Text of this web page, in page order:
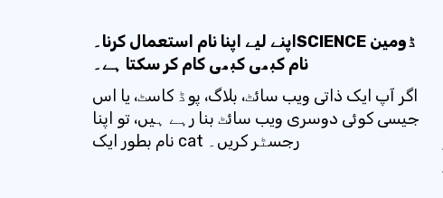
اپنے لیے اپنا نام استعمال کرنا۔SCIENCE ڈومین
نام کبھی کبھی کام کر سکتا ہے۔
اگر آپ ایک ذاتی ویب سائٹ، بلاگ، پوڈ کاسٹ، یا اس
جیسی کوئی دوسری ویب سائٹ بنا رہے ہیں، تو اپنا
نام بطور ایک cat رجسٹر کریں۔